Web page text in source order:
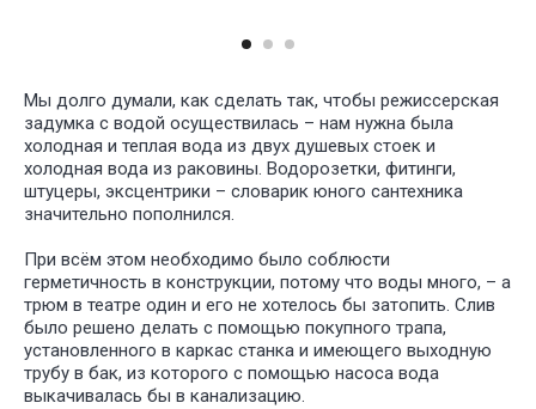
Зона Душевой
Мы долго думали, как сделать так, чтобы режиссерская
задумка с водой осуществилась – нам нужна была
холодная и теплая вода из двух душевых стоек и
холодная вода из раковины. Водорозетки, фитинги,
штуцеры, эксцентрики – словарик юного сантехника
значительно пополнился.
При всём этом необходимо было соблюсти
герметичность в конструкции, потому что воды много, – а
трюм в театре один и его не хотелось бы затопить. Слив
было решено делать с помощью покупного трапа,
установленного в каркас станка и имеющего выходную
трубу в бак, из которого с помощью насоса вода
выкачивалась бы в канализацию.